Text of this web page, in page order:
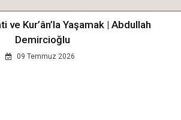
ve Kur’ân’la Yaşamak | Abdullah
Demircioğlu
09 Temmuz 2026